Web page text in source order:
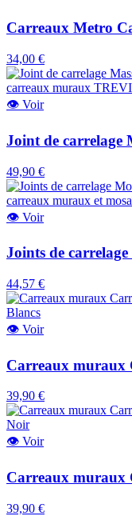
Carreaux Metro
34,00 €
👁 Voir
Joint de carrelage
49,90 €
👁 Voir
Joints de
44,57 €
👁 Voir
Carreaux muraux
39,90 €
👁 Voir
Carreaux muraux
39,90 €